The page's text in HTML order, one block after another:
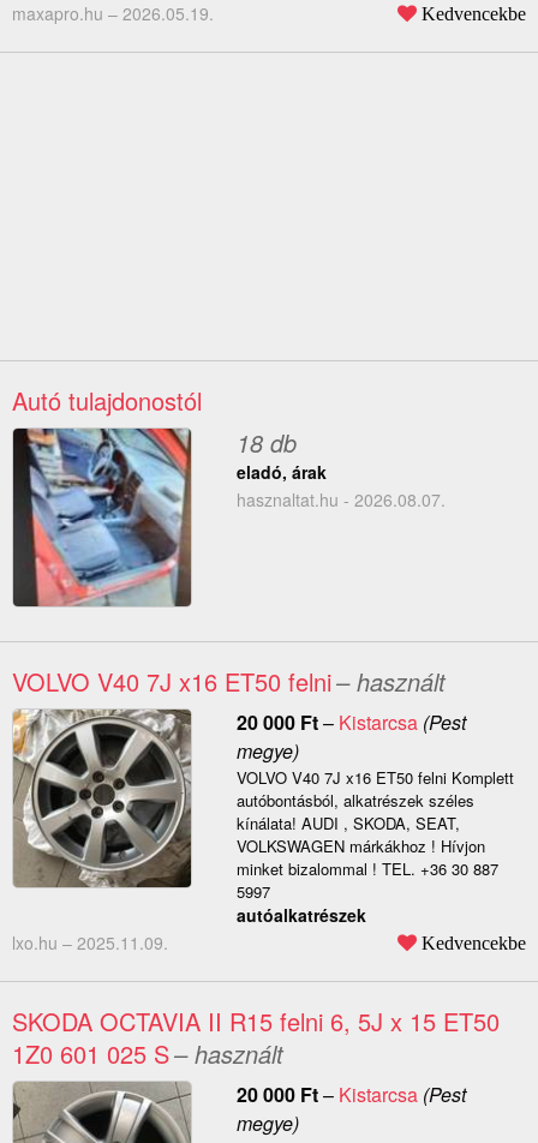
maxapro.hu – 2026.05.19. Kedvencekbe
Autó tulajdonostól
18 db
eladó, árak
hasznaltat.hu - 2026.08.07.
VOLVO V40 7J x16 ET50 felni– használt
20 000 Ft– Kistarcsa(Pest
megye)
VOLVO V40 7J x16 ET50 felni Komplett
autóbontásból, alkatrészek széles
kínálata! AUDI , SKODA, SEAT,
VOLKSWAGEN márkákhoz ! Hívjon
minket bizalommal ! TEL. +36 30 887
5997
autóalkatrészek
lxo.hu – 2025.11.09. Kedvencekbe
SKODA OCTAVIA II R15 felni 6, 5J x 15 ET50
1Z0 601 025 S– használt
20 000 Ft– Kistarcsa(Pest
megye)